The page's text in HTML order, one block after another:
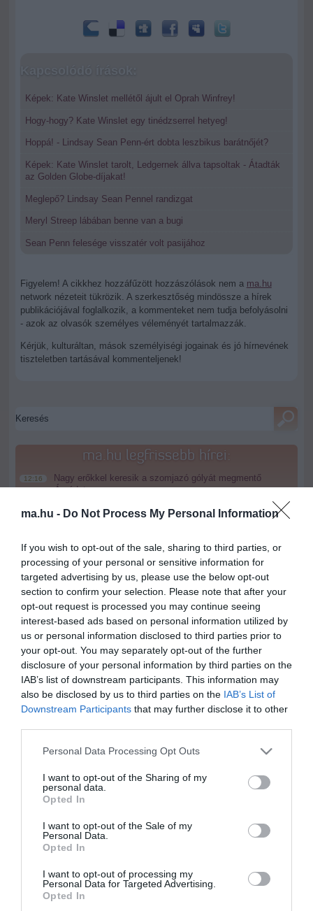
ma.hu - Do Not Process My Personal Information
If you wish to opt-out of the sale, sharing to third parties, or
processing of your personal or sensitive information for
targeted advertising by us, please use the below opt-out
section to confirm your selection. Please note that after your
opt-out request is processed you may continue seeing
interest-based ads based on personal information utilized by
us or personal information disclosed to third parties prior to
your opt-out. You may separately opt-out of the further
disclosure of your personal information by third parties on the
IAB’s list of downstream participants. This information may
also be disclosed by us to third parties on the IAB’s List of
Downstream Participants that may further disclose it to other
Please note that this website/app uses one or more Google
not limited to your visit or usage behaviour. You may click to
grant or deny consent to Google and its third-party tags to
use your data for below specified purposes in below Google
consent section.
Personal Data Processing Opt Outs
I want to opt-out of the Sharing of my
personal data.
Opted In
I want to opt-out of the Sale of my
Personal Data.
Opted In
I want to opt-out of processing my
Personal Data for Targeted Advertising.
Opted In
Kapcsolódó írások:
Képek: Kate Winslet mellétől ájult el Oprah Winfrey!
Hogy-hogy? Kate Winslet egy tinédzserrel hetyeg!
Hoppá! - Lindsay Sean Penn-ért dobta leszbikus barátnőjét?
Képek: Kate Winslet tarolt, Ledgernek állva tapsoltak - Átadták
az Golden Globe-díjakat!
Meglepő? Lindsay Sean Pennel randizgat
Meryl Streep lábában benne van a bugi
Sean Penn felesége visszatér volt pasijához
Figyelem! A cikkhez hozzáfűzött hozzászólások nem a ma.hu
network nézeteit tükrözik. A szerkesztőség mindössze a hírek
publikációjával foglalkozik, a kommenteket nem tudja befolyásolni
- azok az olvasók személyes véleményét tartalmazzák.
Kérjük, kulturáltan, mások személyiségi jogainak és jó hírnevének
tiszteletben tartásával kommenteljenek!
ma.hu legfrissebb hírei:
12:16
Nagy erőkkel keresik a szomjazó gólyát megmentő
Árpádot
6:48
Magyar Péter: átfogó energiafejlesztési tervet fogadott el a
20:46 Kenyában bezzeg minden zöldebb
18:37
Második világháborús német katonai motorkerékpár
bukkant elő a Dunából
A Tisza-frakció kezdeményezte, hogy jövő kedden legyen
az államfőválasztás
Szomjazó gólyának adott inni egy férfi Tiszakécskénél -
megható pillanatot rögzített a kamera
12:56
Megható felvétel: elpusztult borját vitte magával egy
delfinanya
top cikkek:
top fórum témák:
Tanár Úr gyere, mindjárt lesz Lillád!
AZ IGAZSÁG SOHA NEM KÉSŐ
2022.05.10 21:07
JólVanna
Porvihar